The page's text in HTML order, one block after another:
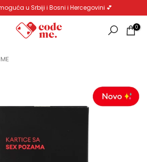
u Srbiji i Bosni i Hercegovini 💕
0